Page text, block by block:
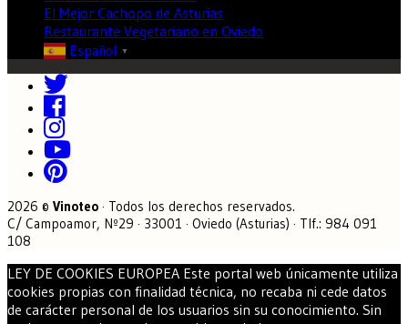
El Mejor Cachopo de Asturias
Restaurante Vegetariano en Oviedo
Español ▼
2026 © Vinoteo · Todos los derechos reservados.
C/ Campoamor, Nº29 · 33001 · Oviedo (Asturias) · Tlf.: 984 091
108
LEY DE COOKIES EUROPEA Este portal web únicamente utiliza
cookies propias con finalidad técnica, no recaba ni cede datos
de carácter personal de los usuarios sin su conocimiento. Sin